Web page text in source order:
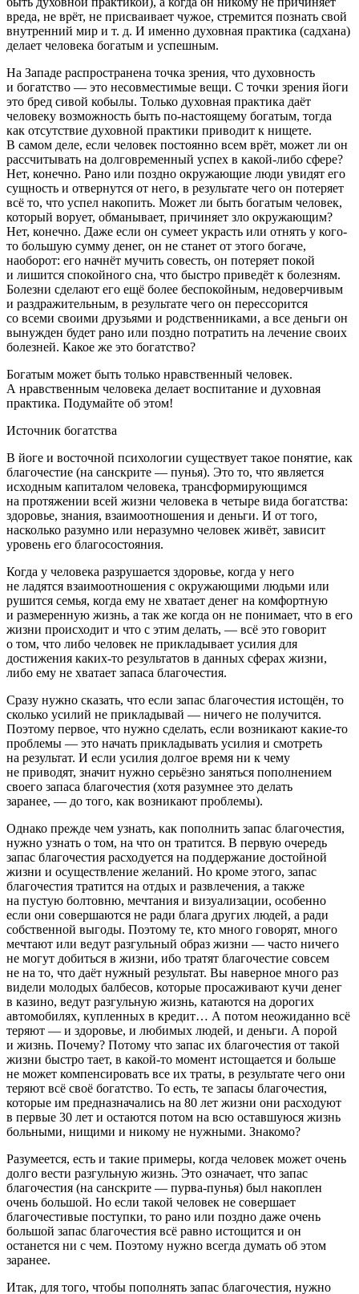
вреда, не врёт, не присваивает чужое, стремится познать свой
внутренний мир и т. д. И именно духовная практика (садхана)
делает человека богатым и успешным.
На Западе распространена точка зрения, что духовность
и богатство — это несовместимые вещи. С точки зрения йоги
это бред сивой кобылы. Только духовная практика даёт
человеку возможность быть по-настоящему богатым, тогда
как отсутствие духовной практики приводит к нищете.
В самом деле, если человек постоянно всем врёт, может ли он
рассчитывать на долговременный успех в какой-либо сфере?
Нет, конечно. Рано или поздно окружающие люди увидят его
сущность и отвернутся от него, в результате чего он потеряет
всё то, что успел накопить. Может ли быть богатым человек,
который ворует, обманывает, причиняет зло окружающим?
Нет, конечно. Даже если он сумеет украсть или отнять у кого-
то большую сумму денег, он не станет от этого богаче,
наоборот: его начнёт мучить совесть, он потеряет покой
и лишится спокойного сна, что быстро приведёт к болезням.
Болезни сделают его ещё более беспокойным, недоверчивым
и раздражительным, в результате чего он перессорится
со всеми своими друзьями и родственниками, а все деньги он
вынужден будет рано или поздно потратить на лечение своих
болезней. Какое же это богатство?
Богатым может быть только нравственный человек.
А нравственным человека делает воспитание и духовная
практика. Подумайте об этом!
Источник богатства
В йоге и восточной психологии существует такое понятие, как
благочестие (на санскрите — пунья). Это то, что является
исходным капиталом человека, трансформирующимся
на протяжении всей жизни человека в четыре вида богатства:
здоровье, знания, взаимоотношения и деньги. И от того,
насколько разумно или неразумно человек живёт, зависит
уровень его благосостояния.
Когда у человека разрушается здоровье, когда у него
не ладятся взаимоотношения с окружающими людьми или
рушится семья, когда ему не хватает денег на комфортную
и размеренную жизнь, а так же когда он не понимает, что в его
жизни происходит и что с этим делать, — всё это говорит
о том, что либо человек не прикладывает усилия для
достижения каких-то результатов в данных сферах жизни,
либо ему не хватает запаса благочестия.
Сразу нужно сказать, что если запас благочестия истощён, то
сколько усилий не прикладывай — ничего не получится.
Поэтому первое, что нужно сделать, если возникают какие-то
проблемы — это начать прикладывать усилия и смотреть
на результат. И если усилия долгое время ни к чему
не приводят, значит нужно серьёзно заняться пополнением
своего запаса благочестия (хотя разумнее это делать
заранее, — до того, как возникают проблемы).
Однако прежде чем узнать, как пополнить запас благочестия,
нужно узнать о том, на что он тратится. В первую очередь
запас благочестия расходуется на поддержание достойной
жизни и осуществление желаний. Но кроме этого, запас
благочестия тратится на отдых и развлечения, а также
на пустую болтовню, мечтания и визуализации, особенно
если они совершаются не ради блага других людей, а ради
собственной выгоды. Поэтому те, кто много говорят, много
мечтают или ведут разгульный образ жизни — часто ничего
не могут добиться в жизни, ибо тратят благочестие совсем
не на то, что даёт нужный результат. Вы наверное много раз
видели молодых балбесов, которые просаживают кучи денег
в казино, ведут разгульную жизнь, катаются на дорогих
автомобилях, купленных в кредит… А потом неожиданно всё
теряют — и здоровье, и любимых людей, и деньги. А порой
и жизнь. Почему? Потому что запас их благочестия от такой
жизни быстро тает, в какой-то момент истощается и больше
не может компенсировать все их траты, в результате чего они
теряют всё своё богатство. То есть, те запасы благочестия,
которые им предназначались на 80 лет жизни они расходуют
в первые 30 лет и остаются потом на всю оставшуюся жизнь
больными, нищими и никому не нужными. Знакомо?
Разумеется, есть и такие примеры, когда человек может очень
долго вести разгульную жизнь. Это означает, что запас
благочестия (на санскрите — пурва-пунья) был накоплен
очень большой. Но если такой человек не совершает
благочестивые поступки, то рано или поздно даже очень
большой запас благочестия всё равно истощится и он
останется ни с чем. Поэтому нужно всегда думать об этом
заранее.
Итак, для того, чтобы пополнять запас благочестия, нужно